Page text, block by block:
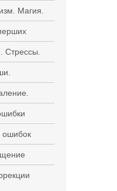
Магия.
Стрессы.
ошибок